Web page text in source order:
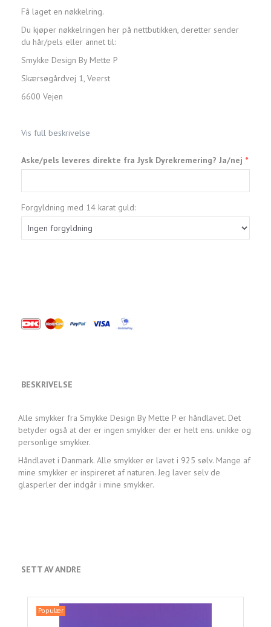
Få laget en nøkkelring.
Du kjøper nøkkelringen her på nettbutikken, deretter sender
du hår/pels eller annet til:
Smykke Design By Mette P
Skærsøgårdvej 1, Veerst
6600 Vejen
Vis full beskrivelse
Aske/pels leveres direkte fra Jysk Dyrekremering? Ja/nej
Forgyldning med 14 karat guld:
BESKRIVELSE
Alle smykker fra Smykke Design By Mette P er håndlavet. Det
betyder også at der er ingen smykker der er helt ens. unikke og
personlige smykker.
Håndlavet i Danmark. Alle smykker er lavet i 925 sølv. Mange af
mine smykker er inspireret af naturen. Jeg laver selv de
glasperler der indgår i mine smykker.
SETT AV ANDRE
Populær